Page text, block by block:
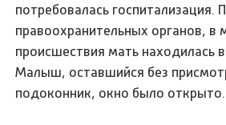
потребовалась
правоохранительных органов, в
происшествия мать находилась
Малыш, оставшийся без
подоконник, окно было открыто.